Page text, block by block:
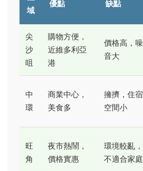
域
優點 缺點
尖
沙
咀
購物方便，
近維多利亞
港
價格高，噪
音大
中
環
商業中心，
美食多
擁擠，住宿
空間小
旺
角
夜市熱鬧，
價格實惠
環境較亂，
不適合家庭